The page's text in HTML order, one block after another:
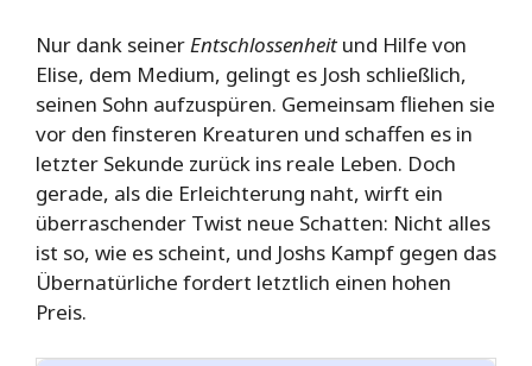
Nur dank seinerEntschlossenheit und Hilfe von
Elise, dem Medium, gelingt es Josh schließlich,
seinen Sohn aufzuspüren. Gemeinsam fliehen sie
vor den finsteren Kreaturen und schaffen es in
letzter Sekunde zurück ins reale Leben. Doch
gerade, als die Erleichterung naht, wirft ein
überraschender Twist neue Schatten: Nicht alles
ist so, wie es scheint, und Joshs Kampf gegen das
Übernatürliche fordert letztlich einen hohen
Preis.